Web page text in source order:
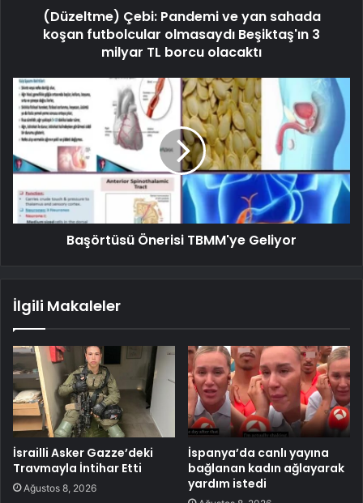
(Düzeltme) Çebi: Pandemi ve yan sahada
koşan futbolcular olmasaydı Beşiktaş'ın 3
milyar TL borcu olacaktı
Başörtüsü Önerisi TBMM'ye Geliyor
İlgili Makaleler
İsrailli Asker Gazze’deki
Travmayla İntihar Etti
Ağustos 8, 2026
İspanya’da canlı yayına
bağlanan kadın ağlayarak
yardım istedi